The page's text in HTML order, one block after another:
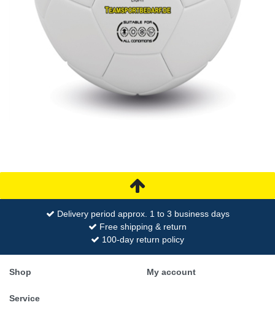
Delivery period approx. 1 to 3 business days
Free shipping & return
100-day return policy
Shop My account
Service